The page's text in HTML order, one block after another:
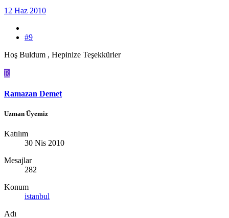
12 Haz 2010
#9
Hoş Buldum , Hepinize Teşekkürler
R
Ramazan Demet
Uzman Üyemiz
Katılım
30 Nis 2010
Mesajlar
282
Konum
istanbul
Adı